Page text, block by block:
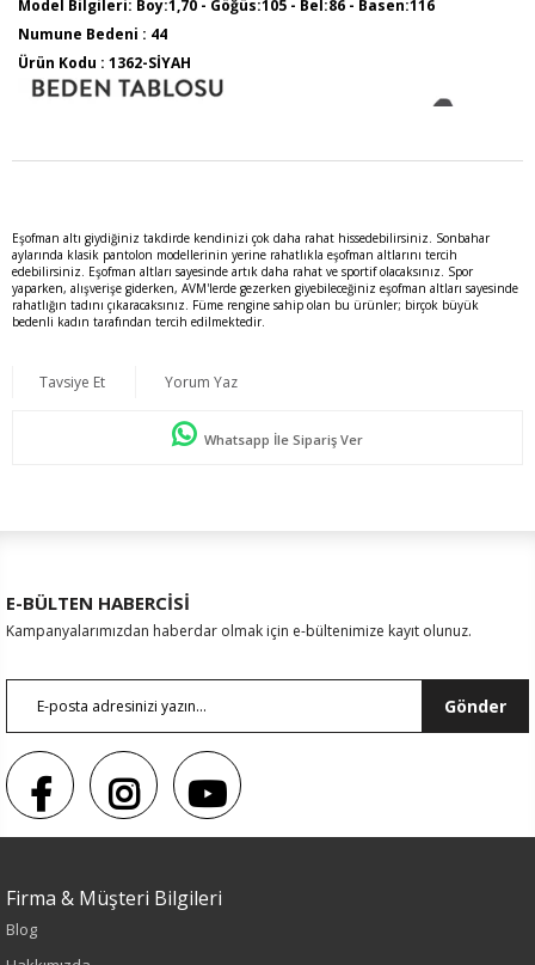
Model Bilgileri: Boy:1,70 - Göğüs:105 - Bel:86 - Basen:116
Numune Bedeni : 44
Ürün Kodu : 1362-SİYAH
Renk
Sezon
Eşofman altı giydiğiniz takdirde kendinizi çok daha rahat hissedebilirsiniz. Sonbahar
aylarında klasik pantolon modellerinin yerine rahatlıkla eşofman altlarını tercih
edebilirsiniz. Eşofman altları sayesinde artık daha rahat ve sportif olacaksınız. Spor
yaparken, alışverişe giderken, AVM'lerde gezerken giyebileceğiniz eşofman altları sayesinde
rahatlığın tadını çıkaracaksınız. Füme rengine sahip olan bu ürünler; birçok büyük
bedenli kadın tarafından tercih edilmektedir.
Tavsiye Et Yorum Yaz
Whatsapp İle Sipariş Ver
E-BÜLTEN HABERCİSİ
Kampanyalarımızdan haberdar olmak için e-bültenimize kayıt olunuz.
Gönder
Firma & Müşteri Bilgileri
Blog